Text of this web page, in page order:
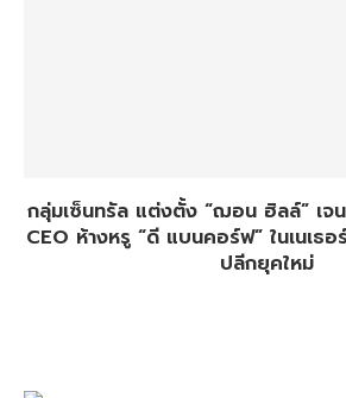
กลุ่มเซ็นทรัล แต่งตั้ง “ฌอน ฮิลล์” เจ
CEO ห้างหรู “ดี แบนคอร์ฟ” ในเนเธ
ปลีกยุคใหม่